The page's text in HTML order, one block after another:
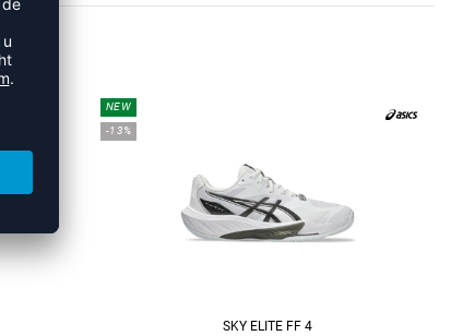
NEW
-13%
SKY ELITE FF 4